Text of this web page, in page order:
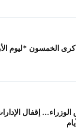
1976 الذكرى الخمسون *ليوم
إقفال